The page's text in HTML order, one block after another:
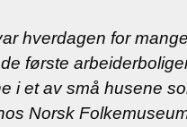
hverdagen for mange
første
i et av små husene
Norsk